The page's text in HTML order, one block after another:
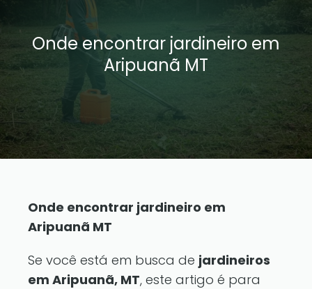
Onde encontrar jardineiro em
Aripuanã MT
Onde encontrar jardineiro em
Aripuanã MT
Se você está em busca de jardineiros
em Aripuanã, MT, este artigo é para